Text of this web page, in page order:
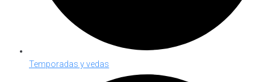
Temporadas y vedas